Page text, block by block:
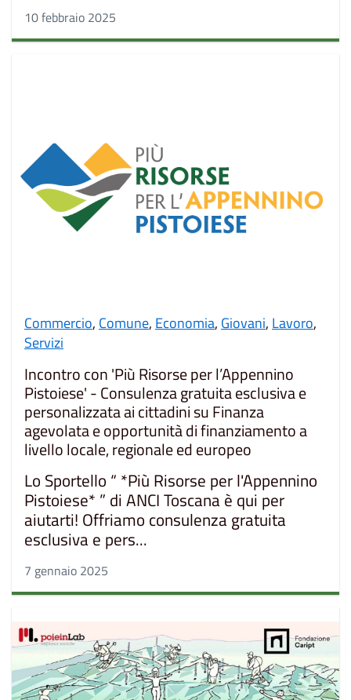
10 febbraio 2025
Commercio, Comune, Economia, Giovani, Lavoro,
Servizi
Incontro con 'Più Risorse per l’Appennino
Pistoiese' - Consulenza gratuita esclusiva e
personalizzata ai cittadini su Finanza
agevolata e opportunità di finanziamento a
livello locale, regionale ed europeo
Lo Sportello “ *Più Risorse per l'Appennino
Pistoiese* ” di ANCI Toscana è qui per
aiutarti! Offriamo consulenza gratuita
esclusiva e pers...
7 gennaio 2025